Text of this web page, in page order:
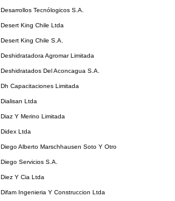
Desarrollos Tecnólogicos S.A.
Desert King Chile Ltda
Desert King Chile S.A.
Deshidratadora Agromar Limitada
Deshidratados Del Aconcagua S.A.
Dh Capacitaciones Limitada
Dialisan Ltda
Diaz Y Merino Limitada
Didex Ltda
Diego Alberto Marschhausen Soto Y Otro
Diego Servicios S.A.
Diez Y Cia Ltda
Difam Ingenieria Y Construccion Ltda